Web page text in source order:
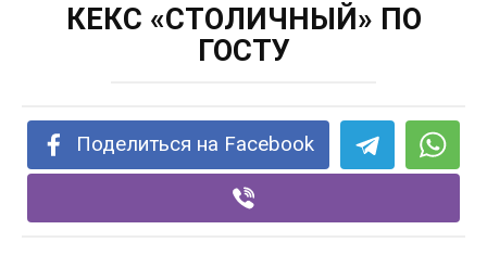
КЕКС «СТОЛИЧНЫЙ» ПО
ГОСТУ
Поделиться на Facebook